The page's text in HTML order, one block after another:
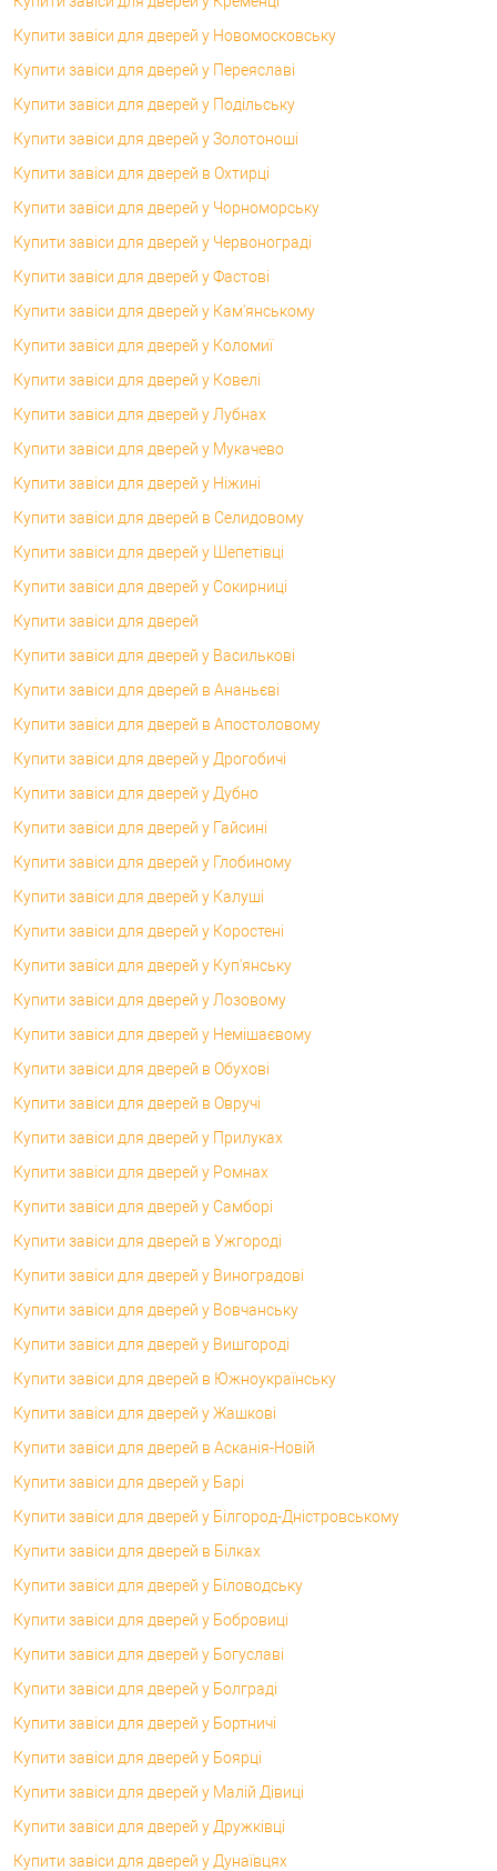
Купити завіси для дверей у Новомосковську
Купити завіси для дверей у Переяславі
Купити завіси для дверей у Подільську
Купити завіси для дверей у Золотоноші
Купити завіси для дверей в Охтирці
Купити завіси для дверей у Чорноморську
Купити завіси для дверей у Червонограді
Купити завіси для дверей у Фастові
Купити завіси для дверей у Кам'янському
Купити завіси для дверей у Коломиї
Купити завіси для дверей у Ковелі
Купити завіси для дверей у Лубнах
Купити завіси для дверей у Мукачево
Купити завіси для дверей у Ніжині
Купити завіси для дверей в Селидовому
Купити завіси для дверей у Шепетівці
Купити завіси для дверей у Сокирниці
Купити завіси для дверей
Купити завіси для дверей у Василькові
Купити завіси для дверей в Ананьєві
Купити завіси для дверей в Апостоловому
Купити завіси для дверей у Дрогобичі
Купити завіси для дверей у Дубно
Купити завіси для дверей у Гайсині
Купити завіси для дверей у Глобиному
Купити завіси для дверей у Калуші
Купити завіси для дверей у Коростені
Купити завіси для дверей у Куп'янську
Купити завіси для дверей у Лозовому
Купити завіси для дверей у Немішаєвому
Купити завіси для дверей в Обухові
Купити завіси для дверей в Овручі
Купити завіси для дверей у Прилуках
Купити завіси для дверей у Ромнах
Купити завіси для дверей у Самборі
Купити завіси для дверей в Ужгороді
Купити завіси для дверей у Виноградові
Купити завіси для дверей у Вовчанську
Купити завіси для дверей у Вишгороді
Купити завіси для дверей в Южноукраїнську
Купити завіси для дверей у Жашкові
Купити завіси для дверей в Асканія-Новій
Купити завіси для дверей у Барі
Купити завіси для дверей у Білгород-Дністровському
Купити завіси для дверей в Білках
Купити завіси для дверей у Біловодську
Купити завіси для дверей у Бобровиці
Купити завіси для дверей у Богуславі
Купити завіси для дверей у Болграді
Купити завіси для дверей у Бортничі
Купити завіси для дверей у Боярці
Купити завіси для дверей у Малій Дівиці
Купити завіси для дверей у Дружківці
Купити завіси для дверей у Дунаївцях